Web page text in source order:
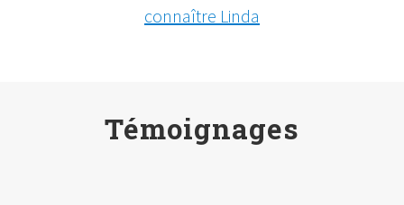
connaître Linda
Témoignages